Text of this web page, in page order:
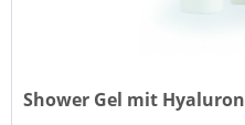
Shower Gel mit Hyaluron